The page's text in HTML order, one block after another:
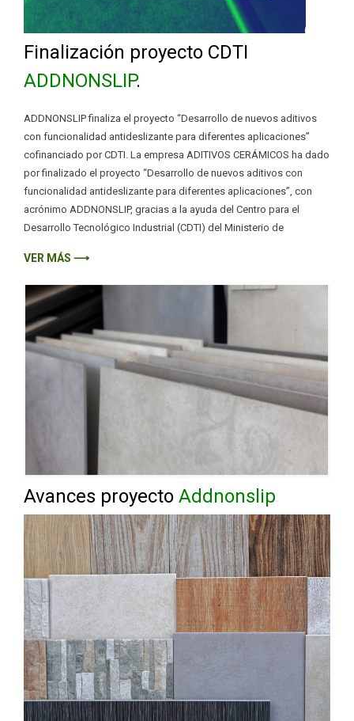
Finalización proyecto CDTI
ADDNONSLIP.
ADDNONSLIP finaliza el proyecto “Desarrollo de nuevos aditivos
con funcionalidad antideslizante para diferentes aplicaciones”
cofinanciado por CDTI. La empresa ADITIVOS CERÁMICOS ha dado
por finalizado el proyecto “Desarrollo de nuevos aditivos con
funcionalidad antideslizante para diferentes aplicaciones”, con
acrónimo ADDNONSLIP, gracias a la ayuda del Centro para el
Desarrollo Tecnológico Industrial (CDTI) del Ministerio de
VER MÁS ⟶
Avances proyecto Addnonslip